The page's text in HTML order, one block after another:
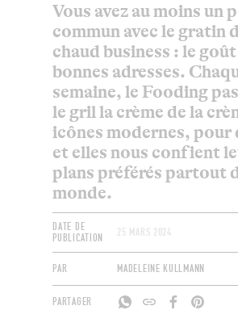
Vous avez au moins un
commun avec le gratin
chaud business : le
bonnes adresses.
semaine, le Fooding
le gril la crème de la
icônes modernes, pour
et elles nous confient
plans préférés partout
monde.
DATE DE
PUBLICATION
25 MARS 2024
PAR MADELEINE KULLMANN
PARTAGER